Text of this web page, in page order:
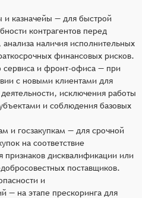
казначейы — для быстрой
контрагентов перед
наличия исполнительных
финансовых рисков.
сервиса и фронт‑офиса — при
с новыми клиентами для
исключения работы
и соблюдения базовых
и госзакупкам — для срочной
на соответствие
признаков дисквалификации или
поставщиков.
и
— на этапе прескоринга для